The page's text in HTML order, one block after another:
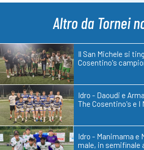
Altro da Tornei
Il San Michele si
Cosentino's
Idro - Daoudi e
The Cosentino's e I
Idro - Manimama e
male, in semifinale